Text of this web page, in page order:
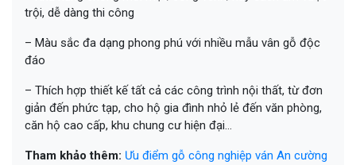
trội, dễ dàng thi công
– Màu sắc đa dạng phong phú với nhiều mẫu vân gỗ độc
đáo
– Thích hợp thiết kế tất cả các công trình nội thất, từ đơn
giản đến phức tạp, cho hộ gia đình nhỏ lẻ đến văn phòng,
căn hộ cao cấp, khu chung cư hiện đại…
Tham khảo thêm: Ưu điểm gỗ công nghiệp ván An cường